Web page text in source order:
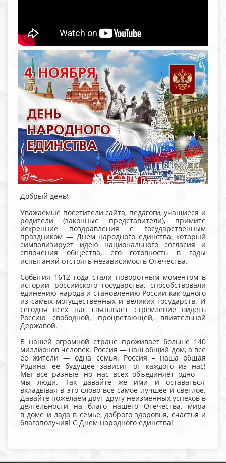
Добрый день!
Уважаемые посетители сайта, педагоги, учащиеся и
родители (законные представители), примите
искренние поздравления с государственным
праздником — Днем народного единства, который
символизирует идею национального согласия и
сплочения общества, его готовность в годы
испытаний отстоять независимость Отечества.
События 1612 года стали поворотным моментом в
истории российского государства, способствовали
единению народа и становлению России как одного
из самых могущественных и великих государств. И
сегодня всех нас связывает стремление видеть
Россию свободной, процветающей, влиятельной
Державой.
В нашей огромной стране проживает больше 140
миллионов человек. Россия — наш общий дом, а все
ее жители — одна семья. Россия – наша общая
Родина, ее будущее зависит от каждого из нас!
Мы все разные, но нас всех объединяет одно —
мы люди. Так давайте же ими и оставаться,
вкладывая в это слово все самое лучшее и светлое.
Давайте пожелаем друг другу неизменных успехов в
деятельности на благо нашего Отечества, мира
в доме и лада в семье, доброго здоровья, счастья и
благополучия! С Днем народного единства!